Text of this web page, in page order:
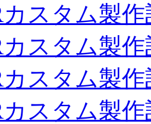
カスタム製作
カスタム製作
カスタム製作
カスタム製